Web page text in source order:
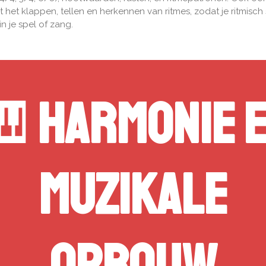
het klappen, tellen en herkennen van ritmes, zodat je ritmisch
je spel of zang.
Harmonie
muzikale